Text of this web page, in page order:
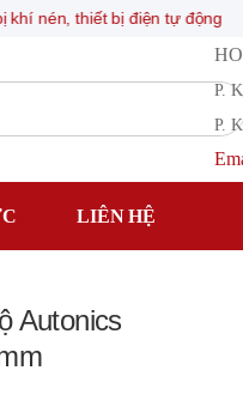
thiết bị điện tự động
P.
P.
LIÊN HỆ
Autonics